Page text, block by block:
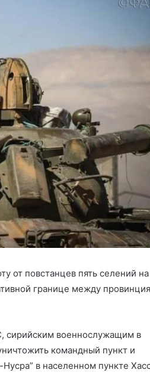
от повстанцев пять селений на
границе между
сирийским военнослужащим в
командный пункт и
в населенном пункте